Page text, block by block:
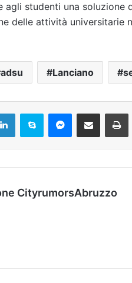
agli studenti una
delle attività universitarie
adsu Lanciano
CityrumorsAbruzzo